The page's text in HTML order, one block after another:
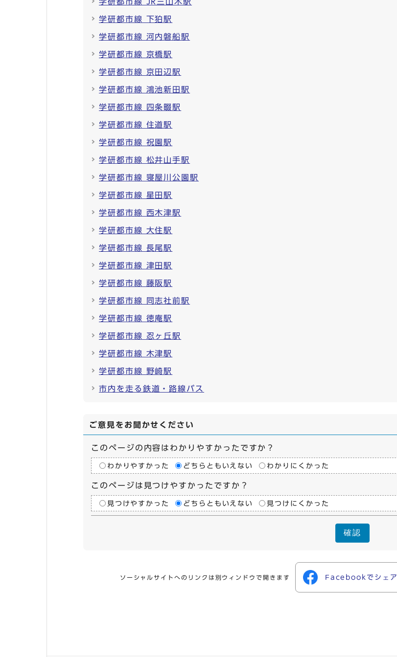
学研都市線 下狛駅
学研都市線 河内磐船駅
学研都市線 京橋駅
学研都市線 京田辺駅
学研都市線 鴻池新田駅
学研都市線 四条畷駅
学研都市線 住道駅
学研都市線 祝園駅
学研都市線 松井山手駅
学研都市線 寝屋川公園駅
学研都市線 星田駅
学研都市線 西木津駅
学研都市線 大住駅
学研都市線 長尾駅
学研都市線 津田駅
学研都市線 藤阪駅
学研都市線 同志社前駅
学研都市線 徳庵駅
学研都市線 忍ヶ丘駅
学研都市線 木津駅
学研都市線 野崎駅
市内を走る鉄道・路線バス
ご意見をお聞かせください
このページの内容はわかりやすかったですか？
わかりやすかった どちらともいえない わかりにくかった
このページは見つけやすかったですか？
見つけやすかった どちらともいえない 見つけにくかった
確認
ソーシャルサイトへのリンクは別ウィンドウで開きます Facebookでシェア